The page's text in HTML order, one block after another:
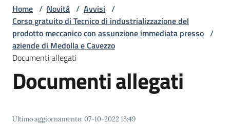
Area
Nord
Amministrazione
Home / Novità / Avvisi /
Corso gratuito di Tecnico di industrializzazione del
prodotto meccanico con assunzione immediata presso
aziende di Medolla e Cavezzo
/
Documenti allegati
Documenti allegati
Ultimo aggiornamento:07-10-2022 13:49